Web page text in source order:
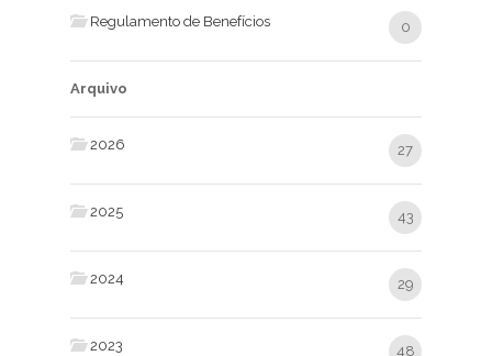
Regulamento de Benefícios 0
Arquivo
2026 27
2025 43
2024 29
2023 48